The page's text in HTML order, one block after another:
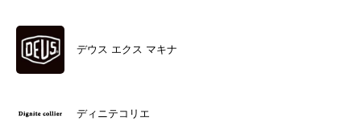
デウス エクス マキナ
ディニテコリエ